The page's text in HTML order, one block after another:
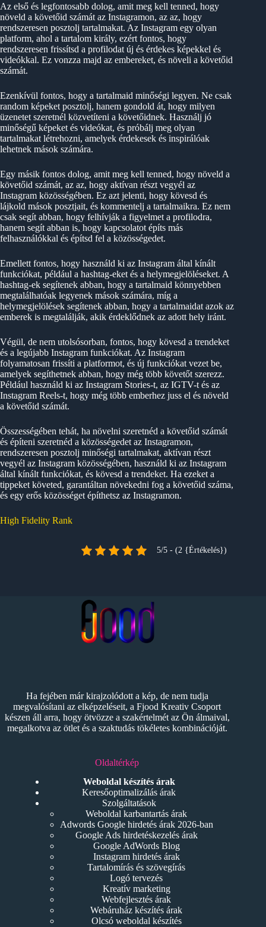
Az első és legfontosabb dolog, amit meg kell tenned, hogy
növeld a követőid számát az Instagramon, az az, hogy
rendszeresen posztolj tartalmakat. Az Instagram egy olyan
platform, ahol a tartalom király, ezért fontos, hogy
rendszeresen frissítsd a profilodat új és érdekes képekkel és
videókkal. Ez vonzza majd az embereket, és növeli a követőid
számát.
Ezenkívül fontos, hogy a tartalmaid minőségi legyen. Ne csak
random képeket posztolj, hanem gondold át, hogy milyen
üzenetet szeretnél közvetíteni a követőidnek. Használj jó
minőségű képeket és videókat, és próbálj meg olyan
tartalmakat létrehozni, amelyek érdekesek és inspirálóak
lehetnek mások számára.
Egy másik fontos dolog, amit meg kell tenned, hogy növeld a
követőid számát, az az, hogy aktívan részt vegyél az
Instagram közösségében. Ez azt jelenti, hogy kövesd és
lájkold mások posztjait, és kommentelj a tartalmaikra. Ez nem
csak segít abban, hogy felhívják a figyelmet a profilodra,
hanem segít abban is, hogy kapcsolatot építs más
felhasználókkal és építsd fel a közösségedet.
Emellett fontos, hogy használd ki az Instagram által kínált
funkciókat, például a hashtag-eket és a helymegjelöléseket. A
hashtag-ek segítenek abban, hogy a tartalmaid könnyebben
megtalálhatóak legyenek mások számára, míg a
helymegjelölések segítenek abban, hogy a tartalmaidat azok az
emberek is megtalálják, akik érdeklődnek az adott hely iránt.
Végül, de nem utolsósorban, fontos, hogy kövesd a trendeket
és a legújabb Instagram funkciókat. Az Instagram
folyamatosan frissíti a platformot, és új funkciókat vezet be,
amelyek segíthetnek abban, hogy még több követőt szerezz.
Például használd ki az Instagram Stories-t, az IGTV-t és az
Instagram Reels-t, hogy még több emberhez juss el és növeld
a követőid számát.
Összességében tehát, ha növelni szeretnéd a követőid számát
és építeni szeretnéd a közösségedet az Instagramon,
rendszeresen posztolj minőségi tartalmakat, aktívan részt
vegyél az Instagram közösségében, használd ki az Instagram
által kínált funkciókat, és kövesd a trendeket. Ha ezeket a
tippeket követed, garantáltan növekedni fog a követőid száma,
és egy erős közösséget építhetsz az Instagramon.
High Fidelity Rank
5/5 - (2 {Értékelés})
Ha fejében már kirajzolódott a kép, de nem tudja
megvalósítani az elképzeléseit, a Fjood Kreativ Csoport
készen áll arra, hogy ötvözze a szakértelmét az Ön álmaival,
megalkotva az ötlet és a szaktudás tökéletes kombinációját.
Oldaltérkép
Weboldal készítés árak
Keresőoptimalizálás árak
Szolgáltatások
Weboldal karbantartás árak
Adwords Google hirdetés árak 2026-ban
Google Ads hirdetéskezelés árak
Google AdWords Blog
Instagram hirdetés árak
Tartalomírás és szövegírás
Logó tervezés
Kreatív marketing
Webfejlesztés árak
Webáruház készítés árak
Olcsó weboldal készítés